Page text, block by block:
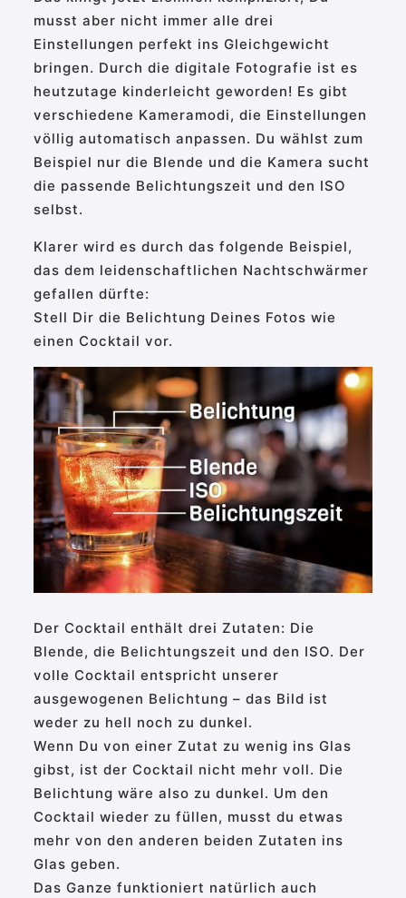
musst aber nicht immer alle drei
Einstellungen perfekt ins Gleichgewicht
bringen. Durch die digitale Fotografie ist es
heutzutage kinderleicht geworden! Es gibt
verschiedene Kameramodi, die Einstellungen
völlig automatisch anpassen. Du wählst zum
Beispiel nur die Blende und die Kamera sucht
die passende Belichtungszeit und den ISO
selbst.
Klarer wird es durch das folgende Beispiel,
das dem leidenschaftlichen Nachtschwärmer
gefallen dürfte:
Stell Dir die Belichtung Deines Fotos wie
einen Cocktail vor.
Der Cocktail enthält drei Zutaten: Die
Blende, die Belichtungszeit und den ISO. Der
volle Cocktail entspricht unserer
ausgewogenen Belichtung – das Bild ist
weder zu hell noch zu dunkel.
Wenn Du von einer Zutat zu wenig ins Glas
gibst, ist der Cocktail nicht mehr voll. Die
Belichtung wäre also zu dunkel. Um den
Cocktail wieder zu füllen, musst du etwas
mehr von den anderen beiden Zutaten ins
Glas geben.
Das Ganze funktioniert natürlich auch